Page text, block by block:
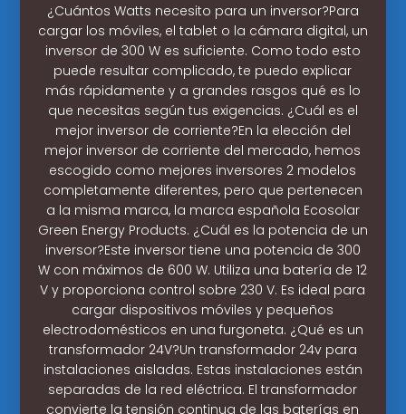
¿Cuántos Watts necesito para un inversor?Para
cargar los móviles, el tablet o la cámara digital, un
inversor de 300 W es suficiente. Como todo esto
puede resultar complicado, te puedo explicar
más rápidamente y a grandes rasgos qué es lo
que necesitas según tus exigencias. ¿Cuál es el
mejor inversor de corriente?En la elección del
mejor inversor de corriente del mercado, hemos
escogido como mejores inversores 2 modelos
completamente diferentes, pero que pertenecen
a la misma marca, la marca española Ecosolar
Green Energy Products. ¿Cuál es la potencia de un
inversor?Este inversor tiene una potencia de 300
W con máximos de 600 W. Utiliza una batería de 12
V y proporciona control sobre 230 V. Es ideal para
cargar dispositivos móviles y pequeños
electrodomésticos en una furgoneta. ¿Qué es un
transformador 24V?Un transformador 24v para
instalaciones aisladas. Estas instalaciones están
separadas de la red eléctrica. El transformador
convierte la tensión continua de las baterías en